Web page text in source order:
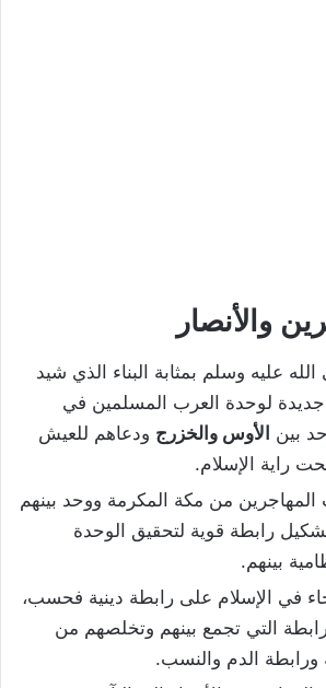
والأنصار
عليه وسلم بمثابة البناء الذي شيد
لوحدة العرب المسلمين في
بين الأوس والخزرج ودعاهم للعيش
راية الإسلام.
من مكة المكرمة ووحد بينهم
رابطة قوية لتحقيق الوحدة
بينهم.
في الإسلام على رابطة دينية فحسب،
التي تجمع بينهم وتخلصهم من
ورابطة الدم والنسب.